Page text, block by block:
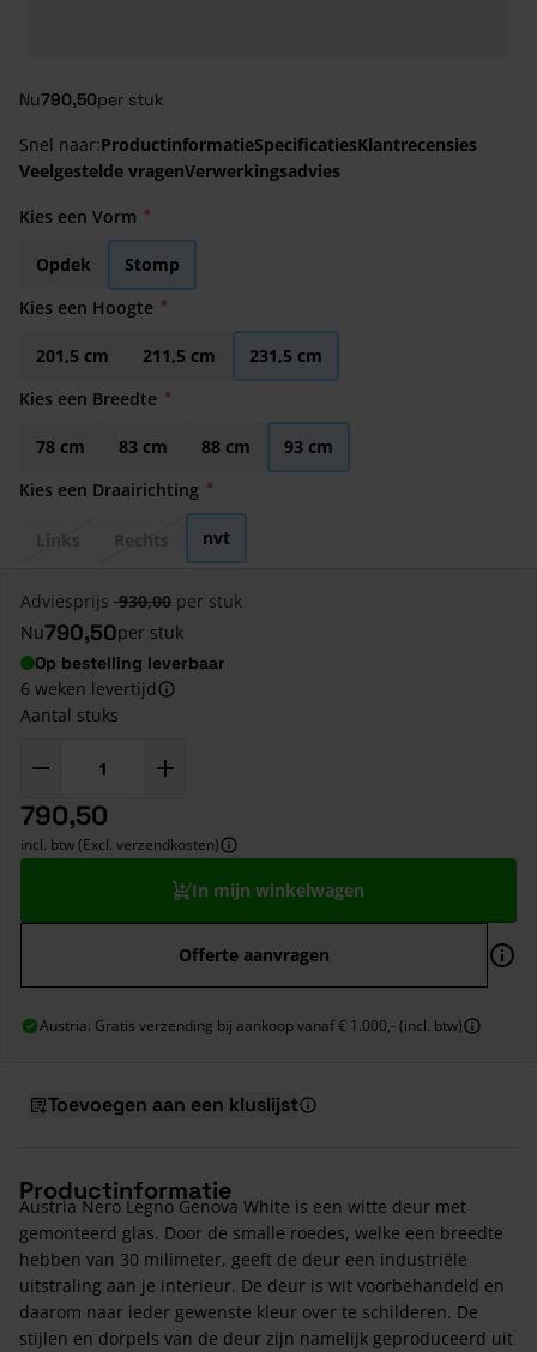
Nu790,50per stuk
Snel naar:ProductinformatieSpecificatiesKlantrecensies
Veelgestelde vragenVerwerkingsadvies
Kies een Vorm
Opdek
Stomp
Kies een Hoogte
201,5 cm 211,5 cm
231,5 cm
Kies een Breedte
78 cm 83 cm 88 cm
93 cm
Kies een Draairichting
nvt
Adviesprijs 930,00 per stuk
Nu790,50per stuk
Op bestelling leverbaar
6 weken levertijd
Aantal stuks
790,50
incl. btw (Excl. verzendkosten)
In mijn winkelwagen
Offerte aanvragen
Austria: Gratis verzending bij aankoop vanaf € 1.000,- (incl. btw)
Toevoegen aan een kluslijst
Productinformatie
Austria Nero Legno Genova White is een witte deur met
gemonteerd glas. Door de smalle roedes, welke een breedte
hebben van 30 milimeter, geeft de deur een industriële
uitstraling aan je interieur. De deur is wit voorbehandeld en
daarom naar ieder gewenste kleur over te schilderen. De
stijlen en dorpels van de deur zijn namelijk geproduceerd uit